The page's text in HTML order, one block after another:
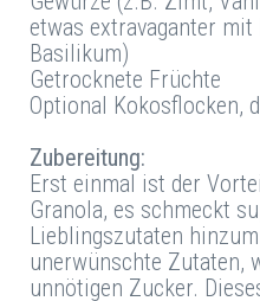
etwas extravaganter
Basilikum)
Getrocknete Früchte
Optional Kokosflocken,
Zubereitung:
Erst einmal ist der
Granola, es schmeckt
Lieblingszutaten
unerwünschte Zutaten,
unnötigen Zucker.